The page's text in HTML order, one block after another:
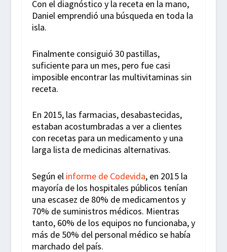
Con el diagnóstico y la receta en la mano,
Daniel emprendió una búsqueda en toda la
isla.
Finalmente consiguió 30 pastillas,
suficiente para un mes, pero fue casi
imposible encontrar las multivitaminas sin
receta.
En 2015, las farmacias, desabastecidas,
estaban acostumbradas a ver a clientes
con recetas para un medicamento y una
larga lista de medicinas alternativas.
Según el informe de Codevida, en 2015 la
mayoría de los hospitales públicos tenían
una escasez de 80% de medicamentos y
70% de suministros médicos. Mientras
tanto, 60% de los equipos no funcionaba, y
más de 50% del personal médico se había
marchado del país.